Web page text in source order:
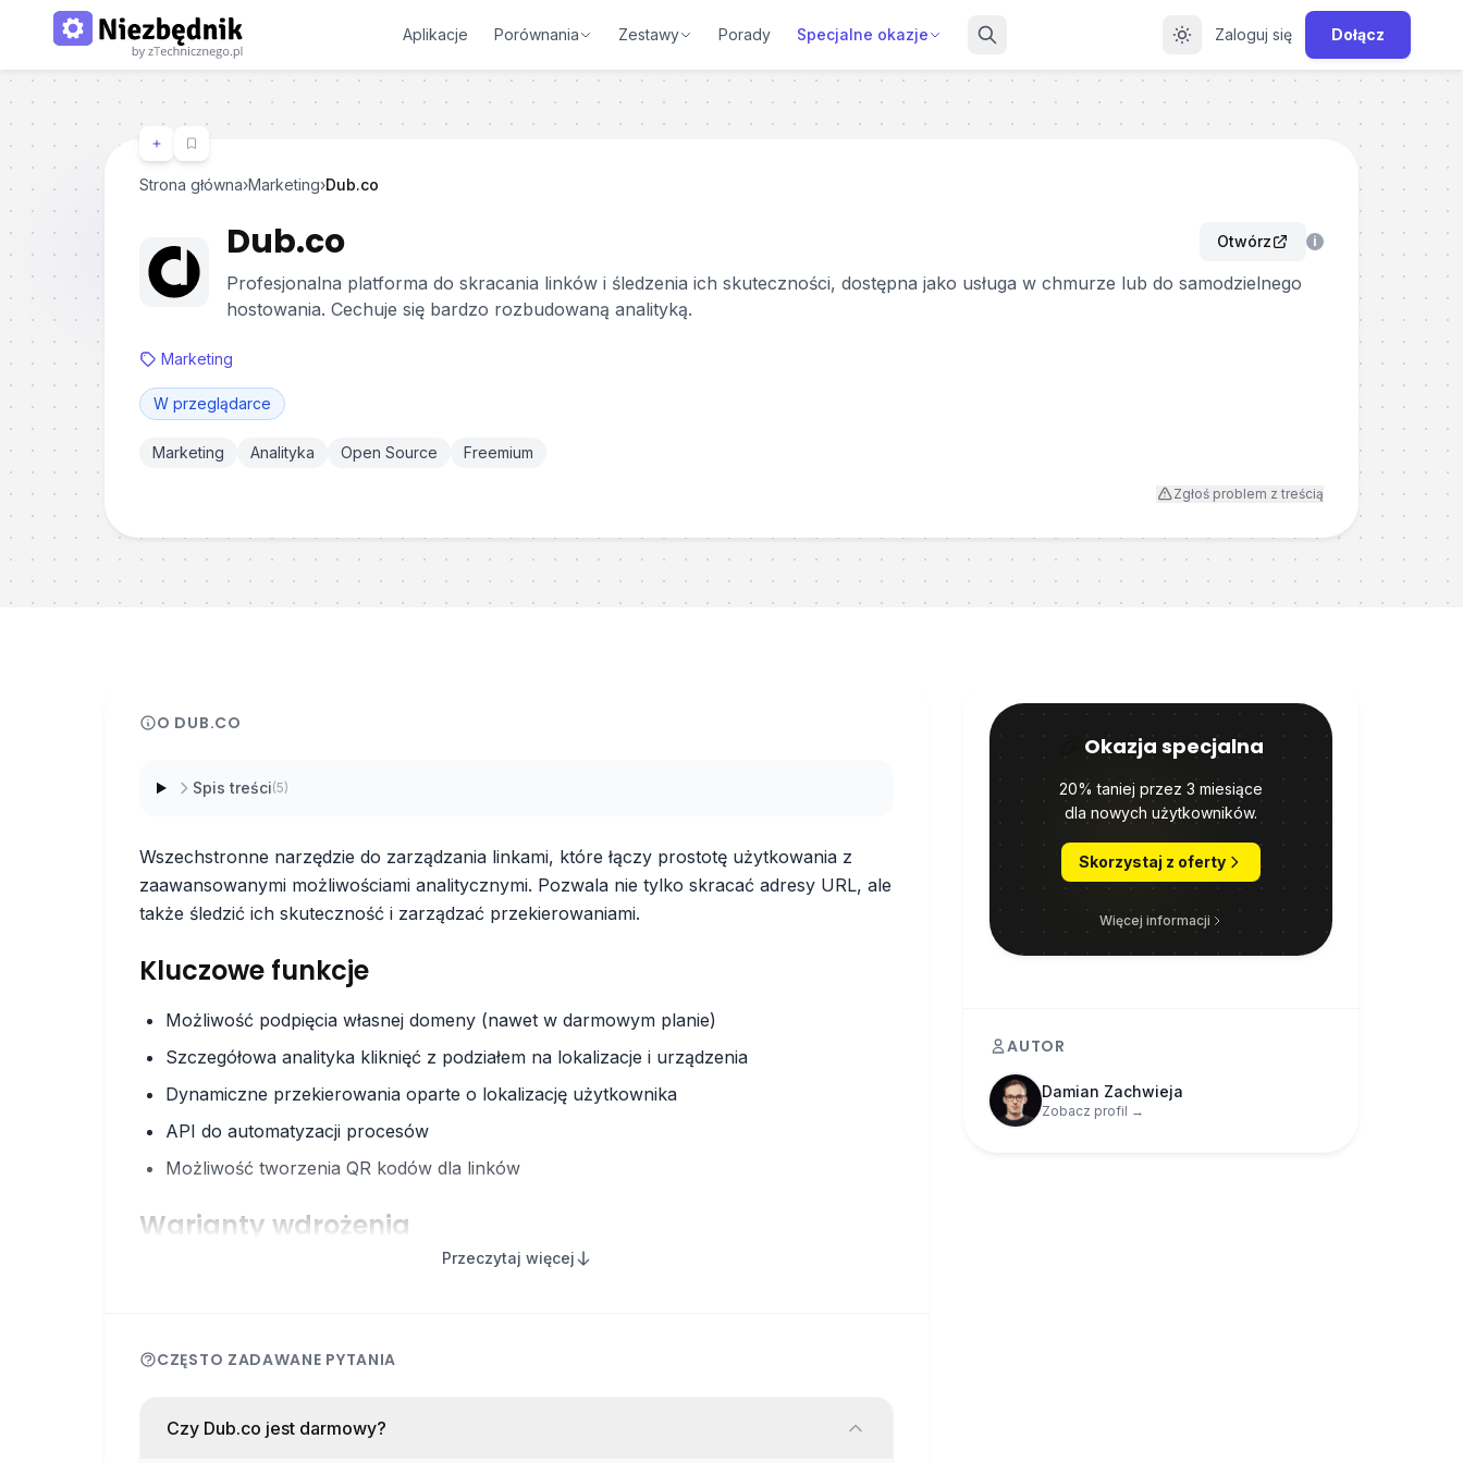
Aplikacje Porównania Zestawy Porady Specjalne okazje Zaloguj się Dołącz
Strona główna›Marketing›Dub.co
Dub.co Otwórz i
Profesjonalna platforma do skracania linków i śledzenia ich skuteczności, dostępna jako usługa w chmurze lub do samodzielnego
hostowania. Cechuje się bardzo rozbudowaną analityką.
Marketing
W przeglądarce
Marketing Analityka Open Source Freemium
Zgłoś problem z treścią
🎉 Okazja specjalna
20% taniej przez 3 miesiące
dla nowych użytkowników.
Skorzystaj z oferty
Więcej informacji
AUTOR
Damian Zachwieja
Zobacz profil →
O DUB.CO
Spis treści(5)
Wszechstronne narzędzie do zarządzania linkami, które łączy prostotę użytkowania z
zaawansowanymi możliwościami analitycznymi. Pozwala nie tylko skracać adresy URL, ale
także śledzić ich skuteczność i zarządzać przekierowaniami.
Kluczowe funkcje
Możliwość podpięcia własnej domeny (nawet w darmowym planie)
Szczegółowa analityka kliknięć z podziałem na lokalizacje i urządzenia
Dynamiczne przekierowania oparte o lokalizację użytkownika
API do automatyzacji procesów
Możliwość tworzenia QR kodów dla linków
Warianty wdrożenia
Self-hosted - kod jest dostępny na GitHubie, możesz postawić własną instancję.
Plan darmowy
Przeczytaj więcej
CZĘSTO ZADAWANE PYTANIA
Czy Dub.co jest darmowy?